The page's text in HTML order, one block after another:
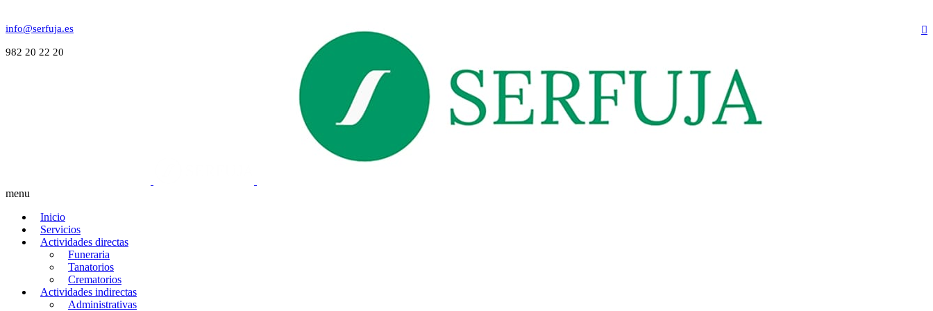
info@serfuja.es
982 20 22 20
menu
Inicio
Servicios
Actividades directas
Funeraria
Tanatorios
Crematorios
Actividades indirectas
Administrativas